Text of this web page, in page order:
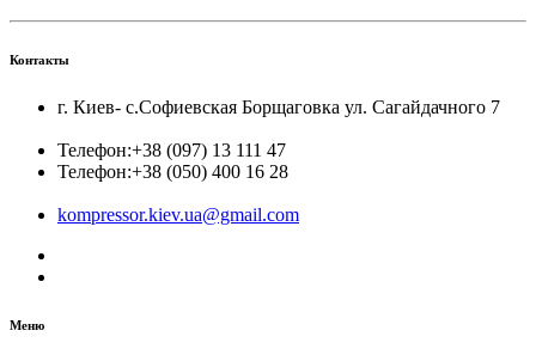
Контакты
г. Киев- с.Софиевская Борщаговка ул. Сагайдачного 7
Телефон:+38 (097) 13 111 47
Телефон:+38 (050) 400 16 28
kompressor.kiev.ua@gmail.com
Меню